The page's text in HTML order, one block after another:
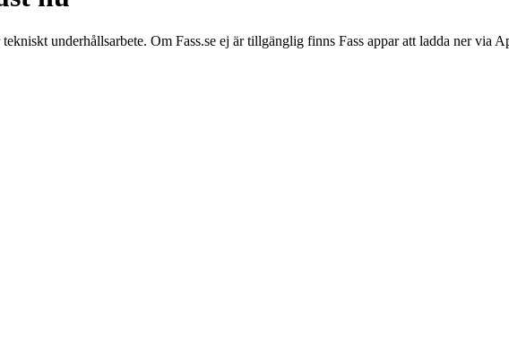
underhållsarbete. Om Fass.se ej är tillgänglig finns Fass appar att ladda ner via